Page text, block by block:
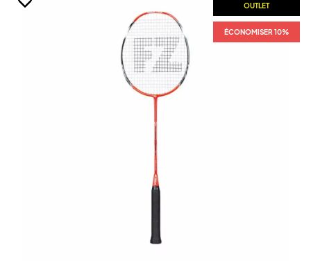
OUTLET
ÉCONOMISER 10%
OUTLET
ÉCONOMISER 10%
OUTLET
ÉCONOMISER 10%
OUTLET
ÉCONOMISER 10%
OUTLET
ÉCONOMISER 10%